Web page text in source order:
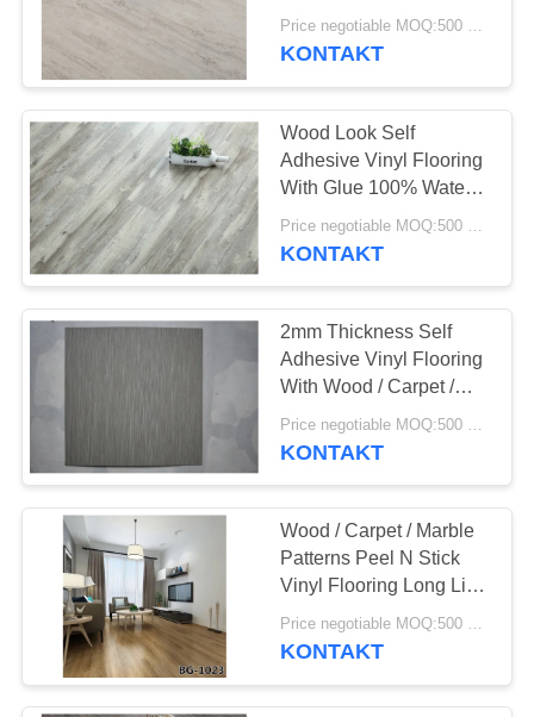
Carpet Tile
Price negotiable MOQ:500 square meters
KONTAKT
Wood Look Self
Adhesive Vinyl Flooring
With Glue 100% Water
Proof
KONTAKT
2mm Thickness Self
Adhesive Vinyl Flooring
With Wood / Carpet /
Marble Patterns
KONTAKT
Wood / Carpet / Marble
Patterns Peel N Stick
Vinyl Flooring Long Life
Use Time
Price negotiable MOQ:500 square meters
KONTAKT